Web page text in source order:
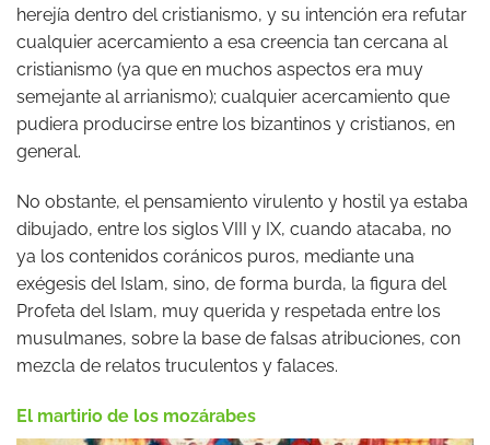
herejía dentro del cristianismo, y su intención era refutar
cualquier acercamiento a esa creencia tan cercana al
cristianismo (ya que en muchos aspectos era muy
semejante al arrianismo); cualquier acercamiento que
pudiera producirse entre los bizantinos y cristianos, en
general.
No obstante, el pensamiento virulento y hostil ya estaba
dibujado, entre los siglos VIII y IX, cuando atacaba, no
ya los contenidos coránicos puros, mediante una
exégesis del Islam, sino, de forma burda, la figura del
Profeta del Islam, muy querida y respetada entre los
musulmanes, sobre la base de falsas atribuciones, con
mezcla de relatos truculentos y falaces.
El martirio de los mozárabes